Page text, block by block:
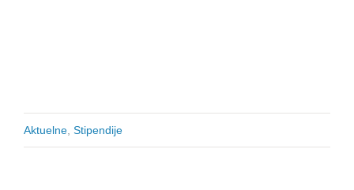
Aktuelne, Stipendije